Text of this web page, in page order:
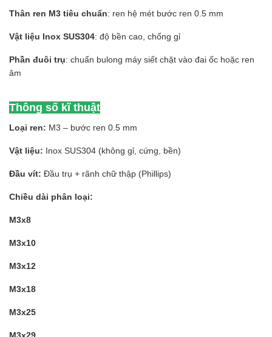
Thân ren M3 tiêu chuẩn: ren hệ mét bước ren 0.5 mm
Vật liệu Inox SUS304: độ bền cao, chống gỉ
Phần đuôi trụ: chuẩn bulong máy siết chặt vào đai ốc hoặc ren
âm
Thông số kĩ thuật
Loại ren: M3 – bước ren 0.5 mm
Vật liệu: Inox SUS304 (không gỉ, cứng, bền)
Đầu vít: Đầu trụ + rãnh chữ thập (Phillips)
Chiều dài phân loại:
M3x8
M3x10
M3x12
M3x18
M3x25